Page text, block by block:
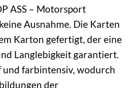
ASS – Motorsport
Ausnahme. Die Karten
Karton gefertigt, der eine
Langlebigkeit garantiert.
und farbintensiv, wodurch
der